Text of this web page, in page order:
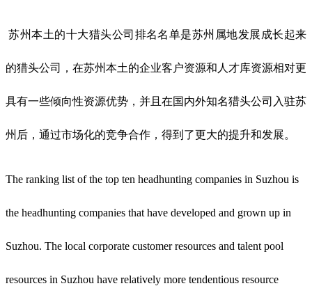
苏州本土的十大猎头公司排名名单是苏州属地发展成长起来
的猎头公司，在苏州本土的企业客户资源和人才库资源相对更
具有一些倾向性资源优势，并且在国内外知名猎头公司入驻苏
州后，通过市场化的竞争合作，得到了更大的提升和发展。
The ranking list of the top ten headhunting companies in Suzhou is
the headhunting companies that have developed and grown up in
Suzhou. The local corporate customer resources and talent pool
resources in Suzhou have relatively more tendentious resource